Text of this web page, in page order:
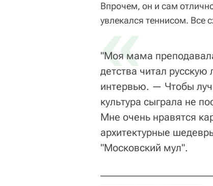
Впрочем, он и сам
увлекался теннисом. Все
«
"Моя мама
детства читал
интервью. — Чтобы
культура сыграла не
Мне очень нравятся
архитектурные
"Московский мул".